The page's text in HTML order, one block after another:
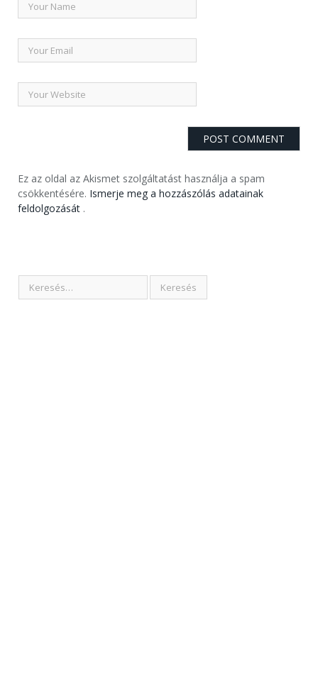
Ez az oldal az Akismet szolgáltatást használja a spam
csökkentésére. Ismerje meg a hozzászólás adatainak
feldolgozását .